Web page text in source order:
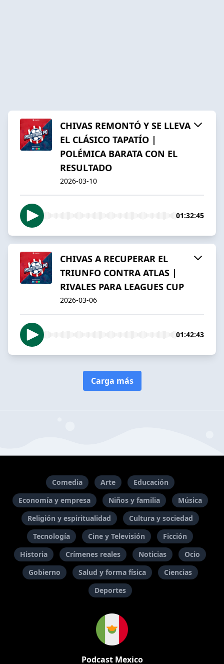
CHIVAS REMONTÓ Y SE LLEVA
EL CLÁSICO TAPATÍO |
POLÉMICA BARATA CON EL
RESULTADO
2026-03-10
01:32:45
CHIVAS A RECUPERAR EL
TRIUNFO CONTRA ATLAS |
RIVALES PARA LEAGUES CUP
2026-03-06
01:42:43
Carga más
Comedia Arte
Educación
Economía y empresa
Niños y familia
Música
Religión y espiritualidad
Cultura y sociedad
Tecnología
Cine y Televisión
Ficción
Historia
Crímenes reales Noticias
Ocio
Gobierno
Salud y forma física
Ciencias
Deportes
Podcast Mexico